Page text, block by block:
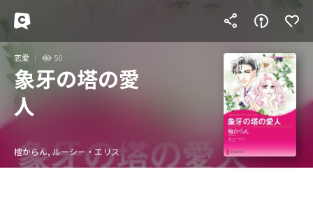
恋愛 50
象牙の塔の愛
人
檀からん, ルーシー・エリス